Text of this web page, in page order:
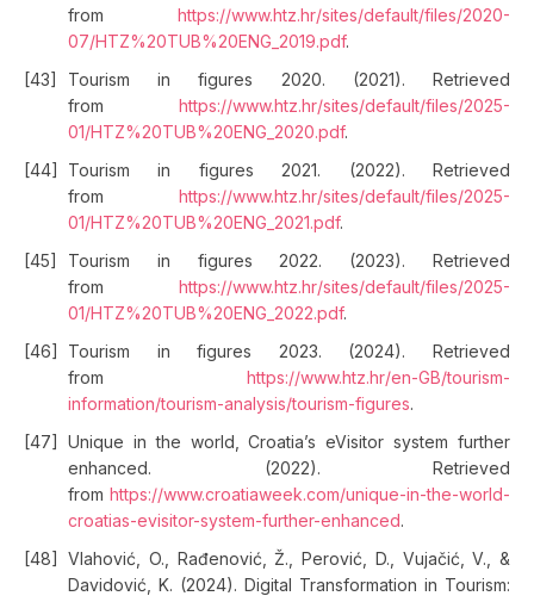
from https://www.htz.hr/sites/default/files/2020-
07/HTZ%20TUB%20ENG_2019.pdf.
Tourism in figures 2020. (2021). Retrieved
from https://www.htz.hr/sites/default/files/2025-
01/HTZ%20TUB%20ENG_2020.pdf.
Tourism in figures 2021. (2022). Retrieved
from https://www.htz.hr/sites/default/files/2025-
01/HTZ%20TUB%20ENG_2021.pdf.
Tourism in figures 2022. (2023). Retrieved
from https://www.htz.hr/sites/default/files/2025-
01/HTZ%20TUB%20ENG_2022.pdf.
Tourism in figures 2023. (2024). Retrieved
from https://www.htz.hr/en-GB/tourism-
information/tourism-analysis/tourism-figures.
Unique in the world, Croatia’s eVisitor system further
enhanced. (2022). Retrieved
from https://www.croatiaweek.com/unique-in-the-world-
croatias-evisitor-system-further-enhanced.
Vlahović, O., Rađenović, Ž., Perović, D., Vujačić, V., &
Davidović, K. (2024). Digital Transformation in Tourism: